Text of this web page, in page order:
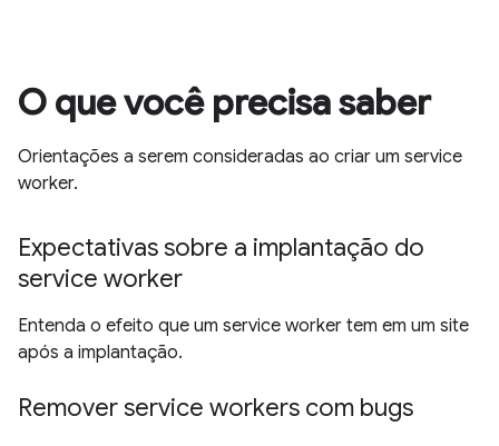
O que você precisa saber
Orientações a serem consideradas ao criar um service
worker.
Expectativas sobre a implantação do
service worker
Entenda o efeito que um service worker tem em um site
após a implantação.
Remover service workers com bugs